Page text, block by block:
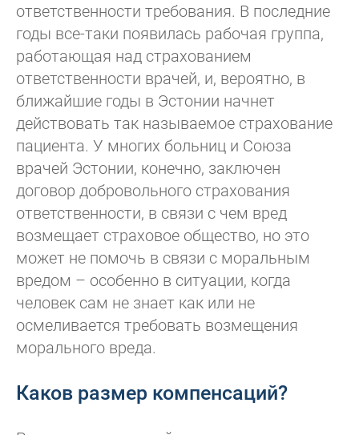
ответственности требования. В последние
годы все-таки появилась рабочая группа,
работающая над страхованием
ответственности врачей, и, вероятно, в
ближайшие годы в Эстонии начнет
действовать так называемое страхование
пациента. У многих больниц и Союза
врачей Эстонии, конечно, заключен
договор добровольного страхования
ответственности, в связи с чем вред
возмещает страховое общество, но это
может не помочь в связи с моральным
вредом – особенно в ситуации, когда
человек сам не знает как или не
осмеливается требовать возмещения
морального вреда.
Каков размер компенсаций?